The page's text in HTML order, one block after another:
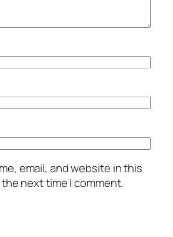
email, and website in this
next time I comment.